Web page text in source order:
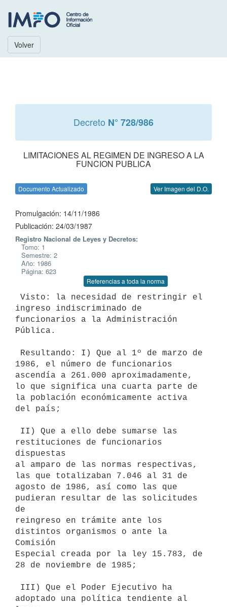
Volver
Decreto N° 728/986
LIMITACIONES AL REGIMEN DE INGRESO A LA
FUNCION PUBLICA
Documento Actualizado Ver Imagen del D.O.
Promulgación: 14/11/1986
Publicación: 24/03/1987
Registro Nacional de Leyes y Decretos:
Tomo: 1
Semestre: 2
Año: 1986
Página: 623
Referencias a toda la norma
ingreso indiscriminado de
funcionarios a la Administración
Pública.
1986, el número de funcionarios
ascendía a 261.000 aproximadamente,
lo que significa una cuarta parte de
la población económicamente activa
del país;
restituciones de funcionarios
dispuestas
al amparo de las normas respectivas,
las que totalizaban 7.046 al 31 de
agosto de 1986, así como las que
pudieran resultar de las solicitudes
de
reingreso en trámite ante los
distintos organismos o ante la
Comisión
Especial creada por la ley 15.783, de
28 de noviembre de 1985;
adoptado una política tendiente al